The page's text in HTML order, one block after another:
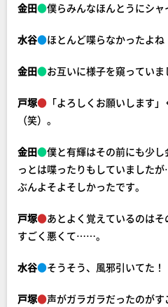
金田●僕らみんなほんとうにシ
水谷●ほとんど喋らなかったよね
金田●お互いに様子を窺っていま
戸塚● 「よろしくお願いします
（笑）。
金田●僕と有輝はその前にも少
っとは喋ったりもしていました
ぶんよそよそしかったです。
戸塚●あとよく覚えているのは
すごく悪くて……。
水谷●そうそう、風邪引いてた！
戸塚●声がガラガラだったのが